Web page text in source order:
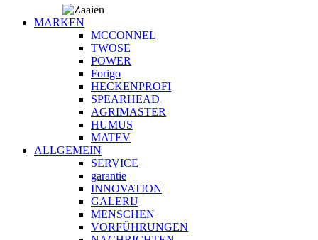
MARKEN
MCCONNEL
TWOSE
POWER
Forigo
HECKENPROFI
SPEARHEAD
AGRIMASTER
HUMUS
MATEV
ALLGEMEIN
SERVICE
garantie
INNOVATION
GALERIJ
MENSCHEN
VORFÜHRUNGEN